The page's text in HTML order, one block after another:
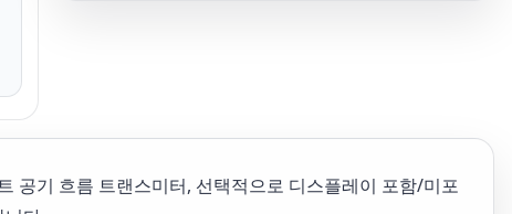
공기 흐름 트랜스미터, 선택적으로 디스플레이 포함/미포